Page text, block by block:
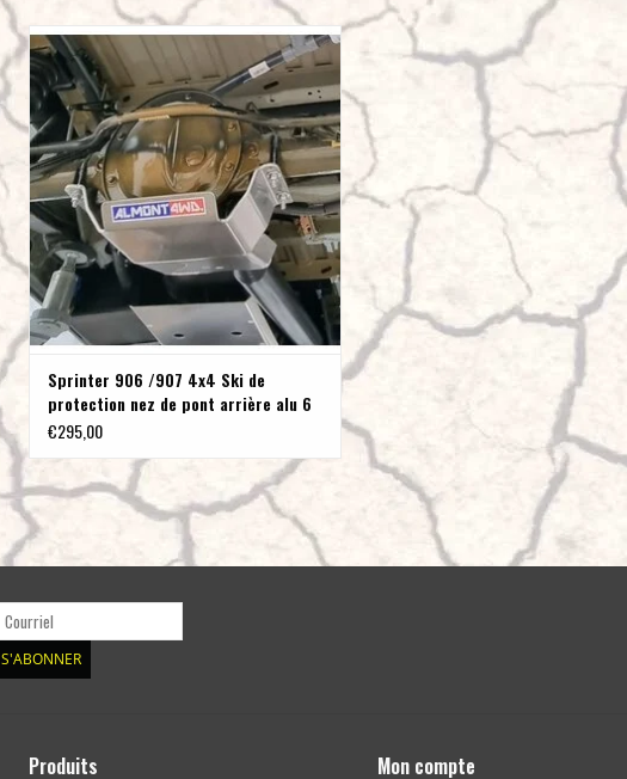
Mercedes Sprinter 906/907 4x4 Ski de protection
nez de pont arrière alu 6mm
AJOUTER AU PANIER
Sprinter 906 /907 4x4 Ski de
protection nez de pont arrière alu 6
mm
€295,00
S'ABONNER
Produits Mon compte